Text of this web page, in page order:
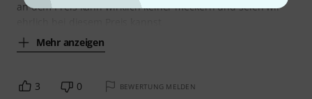
an dem Preis kann wirklich keiner meckern und seien wir
Mehr anzeigen
3 0 BEWERTUNG MELDEN